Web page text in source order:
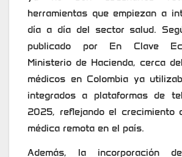
herramientas que empiezan a
día a día del sector salud.
publicado por En Clave
Ministerio de Hacienda, cerca
médicos en Colombia ya
integrados a plataformas de
2025, reflejando el crecimiento
médica remota en el país.
Además, la incorporación